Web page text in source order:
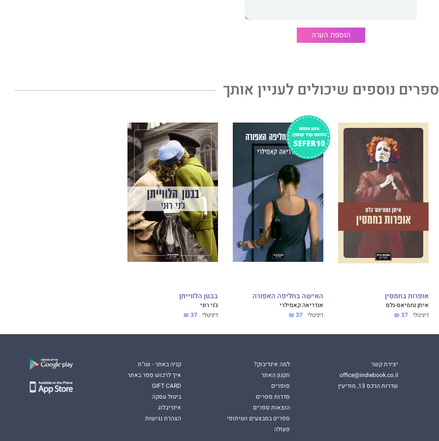
הוספת הערה
ספרים נוספים שיכולים לעניין אותך
אופרות בחמסין
איתן נחמיאס-גלס
דיגיטלי 37 ₪
האישה בחליפה האפורה
אנדריאה קאמילרי
דיגיטלי 37 ₪
בבטן הלווייתן
ג'ני רוני
דיגיטלי 37 ₪
יצירת קשר
office@indiebook.co.il
שדרות הרכס 13, מודיעין
למה אינדיבוק?
תקנון האתר
סופרים
סדרות ספרים
הוצאות ספרים
ספרים במבצעים ושיתופי
פעולה
קניה באתר - שו"ת
איך לרכוש ספר באתר
GIFT CARD
ביטול עסקה
אינדיבלוג
הצהרת נגישות